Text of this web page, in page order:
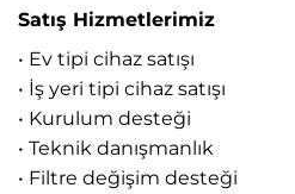
Satış Hizmetlerimiz
• Ev tipi cihaz satışı
• İş yeri tipi cihaz satışı
• Kurulum desteği
• Teknik danışmanlık
• Filtre değişim desteği